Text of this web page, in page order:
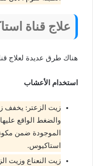
علاج قناة
هناك طرق عديدة لعلاج
استخدام الأعشاب
زيت الزعتر: يخفف
والضغط الواقع
الموجودة ضمن
استاكيوس.
زيت النعناع وزيت